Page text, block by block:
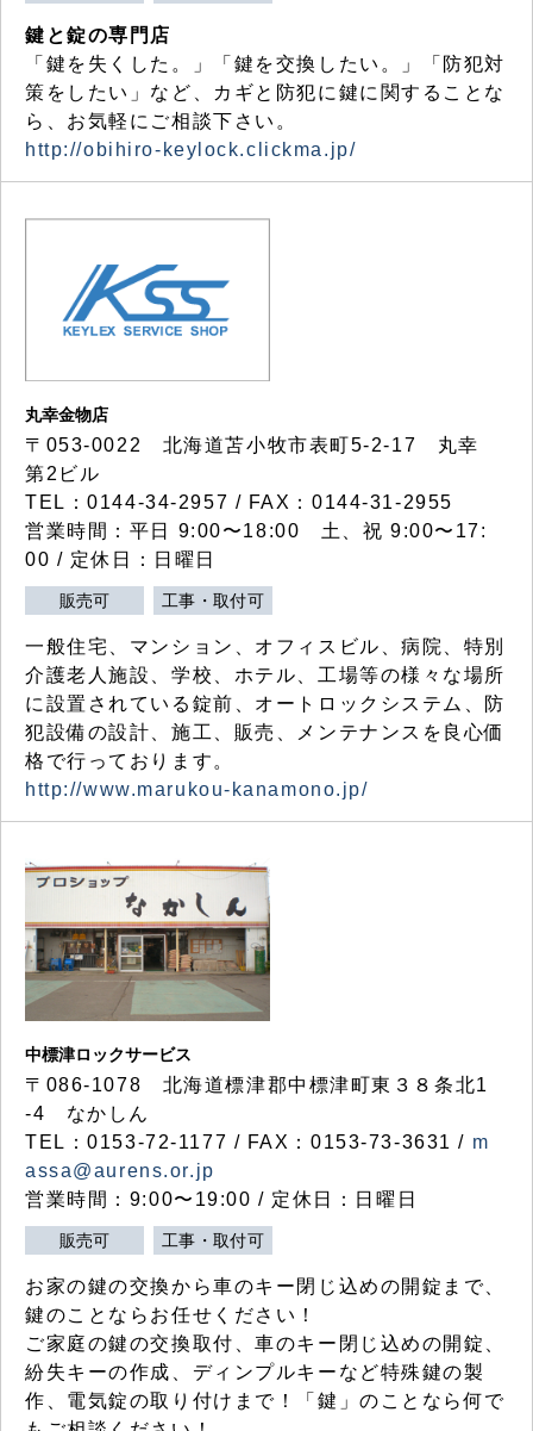
鍵と錠の専門店
「鍵を失くした。」「鍵を交換したい。」「防犯対
策をしたい」など、カギと防犯に鍵に関することな
ら、お気軽にご相談下さい。
http://obihiro-keylock.clickma.jp/
丸幸金物店
〒053-0022 北海道苫小牧市表町5-2-17 丸幸
第2ビル
TEL：0144-34-2957 / FAX：0144-31-2955
営業時間：平日 9:00〜18:00 土、祝 9:00〜17:
00 / 定休日：日曜日
販売可 工事・取付可
一般住宅、マンション、オフィスビル、病院、特別
介護老人施設、学校、ホテル、工場等の様々な場所
に設置されている錠前、オートロックシステム、防
犯設備の設計、施工、販売、メンテナンスを良心価
格で行っております。
http://www.marukou-kanamono.jp/
中標津ロックサービス
〒086-1078 北海道標津郡中標津町東３８条北1
-4 なかしん
TEL：0153-72-1177 / FAX：0153-73-3631 / m
assa@aurens.or.jp
営業時間：9:00〜19:00 / 定休日：日曜日
販売可 工事・取付可
お家の鍵の交換から車のキー閉じ込めの開錠まで、
鍵のことならお任せください！
ご家庭の鍵の交換取付、車のキー閉じ込めの開錠、
紛失キーの作成、ディンプルキーなど特殊鍵の製
作、電気錠の取り付けまで！「鍵」のことなら何で